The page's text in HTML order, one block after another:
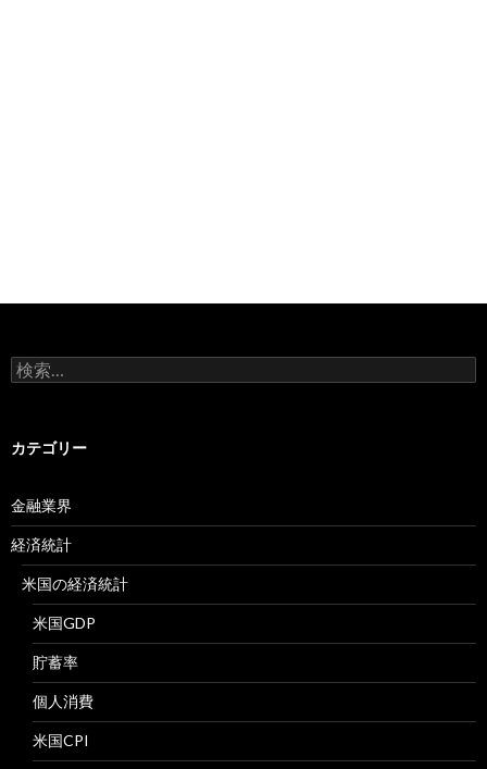
検
索:
カテゴリー
金融業界
経済統計
米国の経済統計
米国GDP
貯蓄率
個人消費
米国CPI